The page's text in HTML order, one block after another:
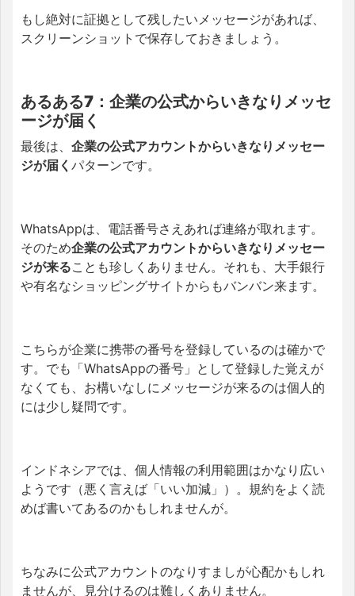
もし絶対に証拠として残したいメッセージがあれば、
スクリーンショットで保存しておきましょう。
あるある7：企業の公式からいきなりメッセ
ージが届く
最後は、 企業の公式アカウントからいきなりメッセー
ジが届く パターンです。
WhatsAppは、電話番号さえあれば連絡が取れます。
そのため企業の公式アカウントからいきなりメッセー
ジが来ることも珍しくありません。それも、大手銀行
や有名なショッピングサイトからもバンバン来ます。
こちらが企業に携帯の番号を登録しているのは確かで
す。でも「WhatsAppの番号」として登録した覚えが
なくても、お構いなしにメッセージが来るのは個人的
には少し疑問です。
インドネシアでは、個人情報の利用範囲はかなり広い
ようです（悪く言えば「いい加減」）。規約をよく読
めば書いてあるのかもしれませんが。
ちなみに公式アカウントのなりすましが心配かもしれ
ませんが、見分けるのは難しくありません。